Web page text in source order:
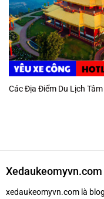
Các Địa Điểm Du Lịch
Xedaukeomyvn.com
xedaukeomyvn.com là